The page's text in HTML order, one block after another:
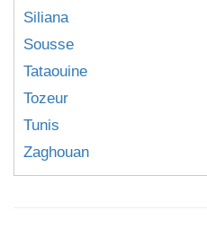
Siliana
Sousse
Tataouine
Tozeur
Tunis
Zaghouan